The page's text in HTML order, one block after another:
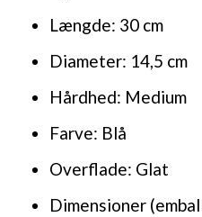
Længde: 30 cm
Diameter: 14,5 cm
Hårdhed: Medium
Farve: Blå
Overflade: Glat
Dimensioner